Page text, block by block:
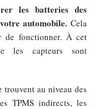
les batteries des
automobile. Cela
de fonctionner. À cet
les capteurs sont
trouvent au niveau des
TPMS indirects, les